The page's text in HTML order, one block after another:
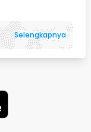
Selengkapnya